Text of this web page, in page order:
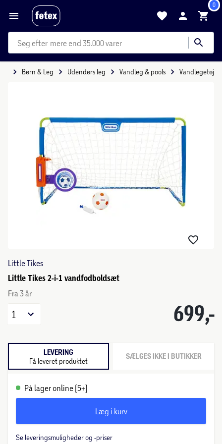
0
mere end 35.000 varer
Børn & Leg Udendørs leg Vandleg & pools Vandlegetøj
Little Tikes
Little Tikes 2-i-1 vandfodboldsæt
Fra 3 år
699,-
1
LEVERING
Få leveret produktet SÆLGES IKKE I BUTIKKER
På lager online (5+)
Læg i kurv
Se leveringsmuligheder og -priser